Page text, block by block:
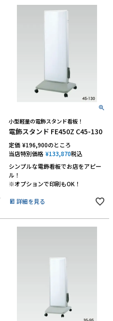
小型軽量の電飾スタンド看板！
電飾スタンド FE450Z C45-130
定価 ¥196,900のところ
当店特別価格 ¥133,870税込
シンプルな電飾看板でお店をアピー
ル！
※オプションで印刷もOK！
詳細を見る